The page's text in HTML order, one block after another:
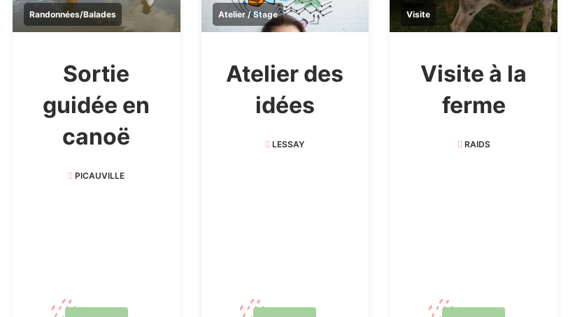
Randonnées/Balades
Sortie
guidée en
canoë
PICAUVILLE
Atelier / Stage
Atelier des
idées
LESSAY
Visite
Visite à la
ferme
RAIDS